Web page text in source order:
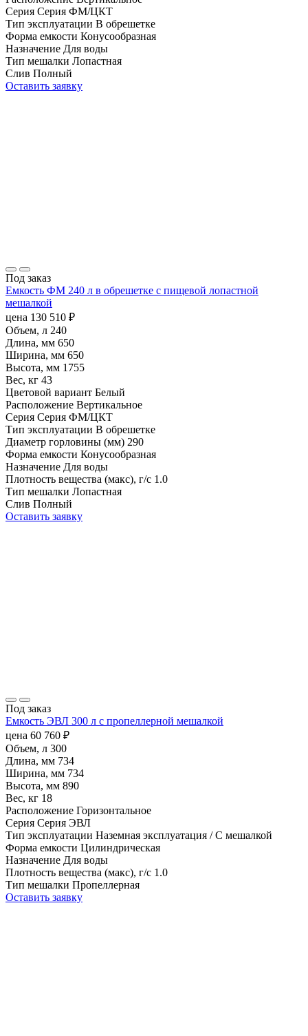
Серия Серия ФМ/ЦКТ
Тип эксплуатации В обрешетке
Форма емкости Конусообразная
Назначение Для воды
Тип мешалки Лопастная
Слив Полный
Оставить заявку
Под заказ
Емкость ФМ 240 л в обрешетке с пищевой лопастной
мешалкой
цена 130 510 ₽
Объем, л 240
Длина, мм 650
Ширина, мм 650
Высота, мм 1755
Вес, кг 43
Цветовой вариант Белый
Расположение Вертикальное
Серия Серия ФМ/ЦКТ
Тип эксплуатации В обрешетке
Диаметр горловины (мм) 290
Форма емкости Конусообразная
Назначение Для воды
Плотность вещества (макс), г/с 1.0
Тип мешалки Лопастная
Слив Полный
Оставить заявку
Под заказ
Емкость ЭВЛ 300 л с пропеллерной мешалкой
цена 60 760 ₽
Объем, л 300
Длина, мм 734
Ширина, мм 734
Высота, мм 890
Вес, кг 18
Расположение Горизонтальное
Серия Серия ЭВЛ
Тип эксплуатации Наземная эксплуатация / С мешалкой
Форма емкости Цилиндрическая
Назначение Для воды
Плотность вещества (макс), г/с 1.0
Тип мешалки Пропеллерная
Оставить заявку